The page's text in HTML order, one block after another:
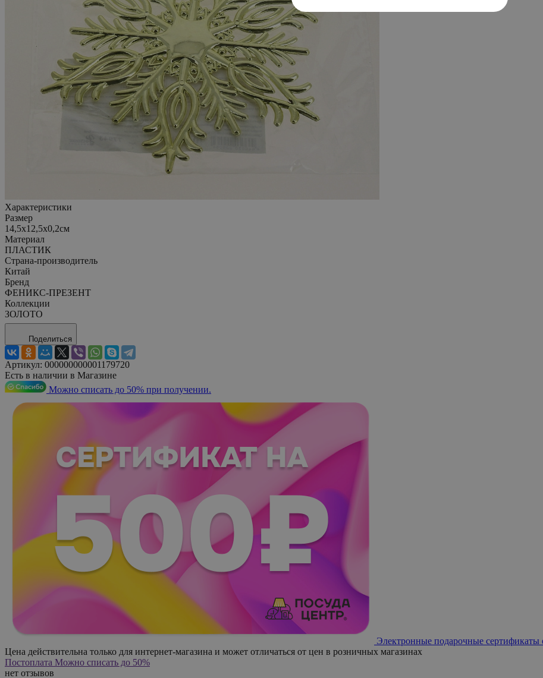
Характеристики
Размер
14,5x12,5x0,2см
Материал
ПЛАСТИК
Страна-производитель
Китай
Бренд
ФЕНИКС-ПРЕЗЕНТ
Коллекции
ЗОЛОТО
Поделиться
Артикул: 000000000001179720
Есть в наличии в Магазине
Можно списать до 50% при получении.
Электронные подарочные сертификаты
Цена действительна только для интернет-магазина и может отличаться от цен в розничных магазинах
Постоплата Можно списать до 50%
нет отзывов